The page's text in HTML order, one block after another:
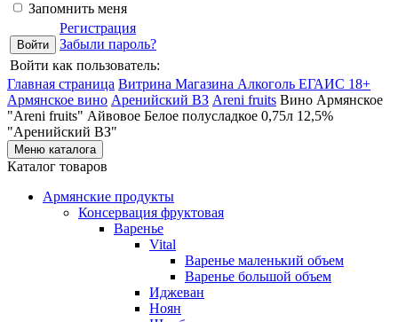
Запомнить меня
Регистрация
Забыли пароль?
Войти как пользователь:
Главная страница Витрина Магазина Алкоголь ЕГАИС 18+
Армянское вино Аренийский ВЗ Areni fruits Вино Армянское
"Areni fruits" Айвовое Белое полусладкое 0,75л 12,5%
"Аренийский ВЗ"
Меню каталога
Каталог товаров
Армянские продукты
Консервация фруктовая
Варенье
Vital
Варенье маленький объем
Варенье большой объем
Иджеван
Ноян